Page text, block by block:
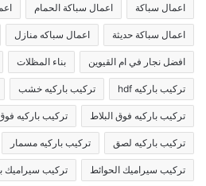
اعمال سباكة اعمال سباكة الحمام
اعمال سباكة حديثة اعمال سباكه منازل
افضل نجار في ام القيوين بناء المظلات
تركيب باركيه hdf تركيب باركيه خشب
تركيب باركيه فوق البلاط تركيب باركيه
تركيب باركيه لصق تركيب باركيه مسمار
تركيب سيراميك الحوائط تركيب سيراميك